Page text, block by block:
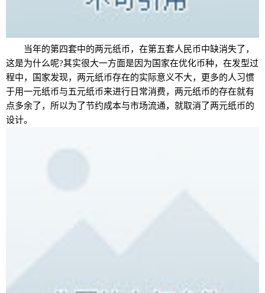
当年的第四套中的两元纸币，在第五套人民币中缺消失了，
这是为什么呢?其实很大一方面是因为国家在优化币种，在发型过
程中，国家发现，两元纸币存在的实际意义不大，更多的人习惯
于用一元纸币与五元纸币来进行日常消费，两元纸币的存在就有
点多余了，所以为了节约成本与市场流通，就取消了两元纸币的
设计。